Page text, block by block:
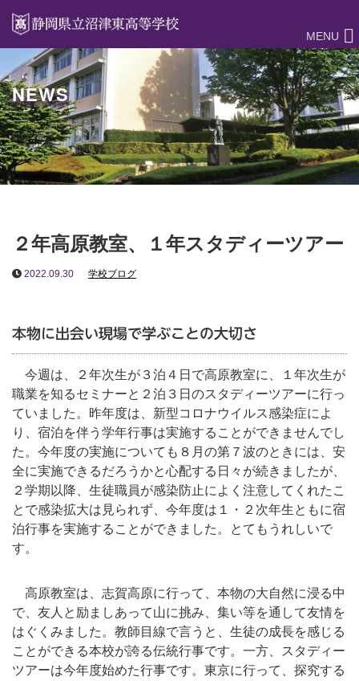
MENU
NEWS
２年高原教室、１年スタディーツアー
2022.09.30 学校ブログ
本物に出会い現場で学ぶことの大切さ
今週は、２年次生が３泊４日で高原教室に、１年次生が
職業を知るセミナーと２泊３日のスタディーツアーに行っ
ていました。昨年度は、新型コロナウイルス感染症によ
り、宿泊を伴う学年行事は実施することができませんでし
た。今年度の実施についても８月の第７波のときには、安
全に実施できるだろうかと心配する日々が続きましたが、
２学期以降、生徒職員が感染防止によく注意してくれたこ
とで感染拡大は見られず、今年度は１・２次年生ともに宿
泊行事を実施することができました。とてもうれしいで
す。
高原教室は、志賀高原に行って、本物の大自然に浸る中
で、友人と励ましあって山に挑み、集い等を通して友情を
はぐくみました。教師目線で言うと、生徒の成長を感じる
ことができる本校が誇る伝統行事です。一方、スタディー
ツアーは今年度始めた行事です。東京に行って、探究する